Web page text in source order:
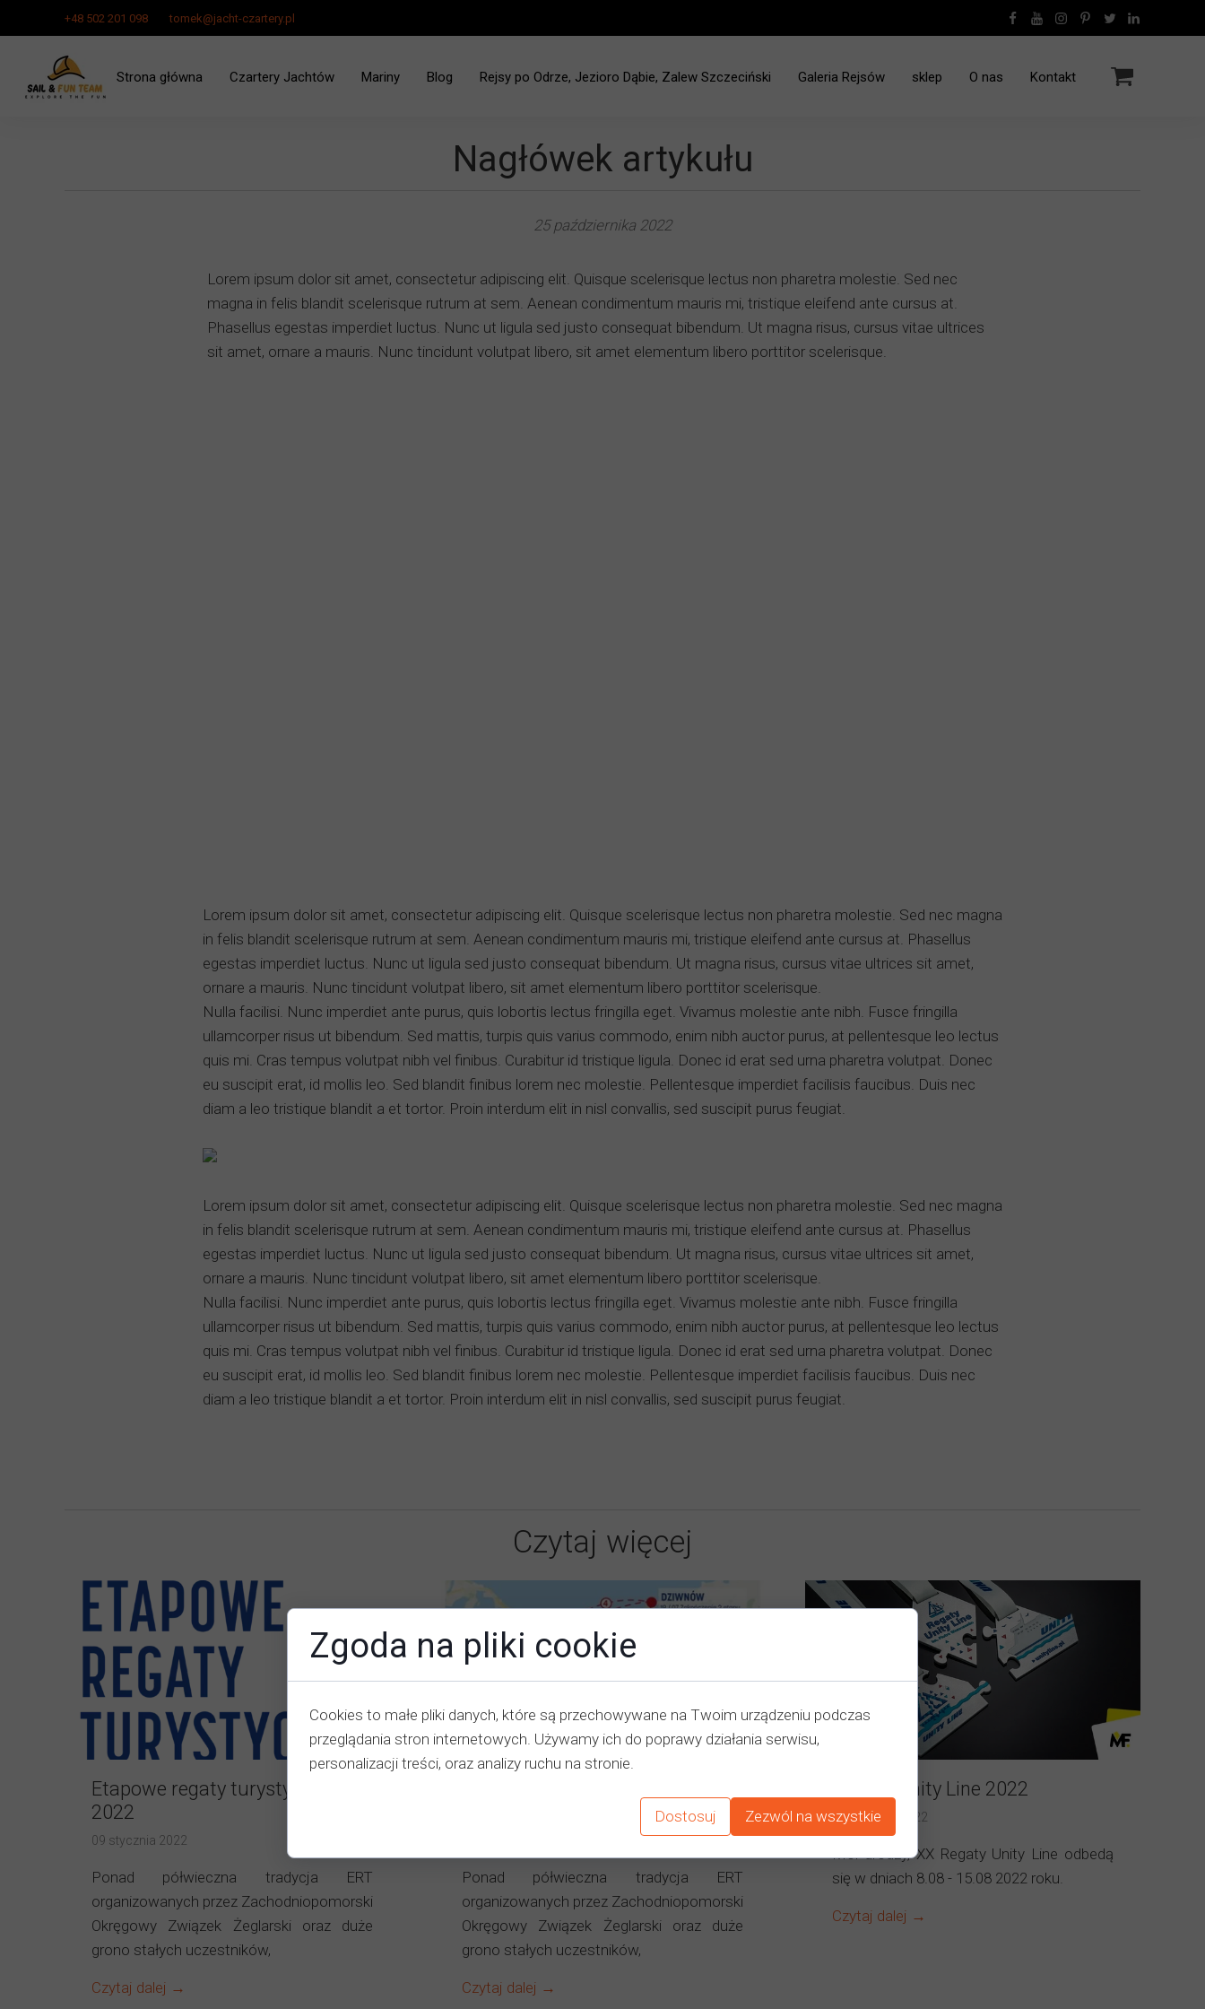
+48 502 201 098 tomek@jacht-czartery.pl
Strona główna Czartery Jachtów Mariny Blog Rejsy po Odrze, Jezioro Dąbie, Zalew Szczeciński Galeria Rejsów sklep O nas Kontakt
Nagłówek artykułu
Lorem ipsum dolor sit amet, consectetur adipiscing elit. Quisque scelerisque lectus non pharetra molestie. Sed nec
magna in felis blandit scelerisque rutrum at sem. Aenean condimentum mauris mi, tristique eleifend ante cursus at.
Phasellus egestas imperdiet luctus. Nunc ut ligula sed justo consequat bibendum. Ut magna risus, cursus vitae ultrices
sit amet, ornare a mauris. Nunc tincidunt volutpat libero, sit amet elementum libero porttitor scelerisque.
Lorem ipsum dolor sit amet, consectetur adipiscing elit. Quisque scelerisque lectus non pharetra molestie. Sed nec magna
in felis blandit scelerisque rutrum at sem. Aenean condimentum mauris mi, tristique eleifend ante cursus at. Phasellus
egestas imperdiet luctus. Nunc ut ligula sed justo consequat bibendum. Ut magna risus, cursus vitae ultrices sit amet,
ornare a mauris. Nunc tincidunt volutpat libero, sit amet elementum libero porttitor scelerisque.
Nulla facilisi. Nunc imperdiet ante purus, quis lobortis lectus fringilla eget. Vivamus molestie ante nibh. Fusce fringilla
ullamcorper risus ut bibendum. Sed mattis, turpis quis varius commodo, enim nibh auctor purus, at pellentesque leo lectus
quis mi. Cras tempus volutpat nibh vel finibus. Curabitur id tristique ligula. Donec id erat sed urna pharetra volutpat. Donec
eu suscipit erat, id mollis leo. Sed blandit finibus lorem nec molestie. Pellentesque imperdiet facilisis faucibus. Duis nec
diam a leo tristique blandit a et tortor. Proin interdum elit in nisl convallis, sed suscipit purus feugiat.
Lorem ipsum dolor sit amet, consectetur adipiscing elit. Quisque scelerisque lectus non pharetra molestie. Sed nec magna
in felis blandit scelerisque rutrum at sem. Aenean condimentum mauris mi, tristique eleifend ante cursus at. Phasellus
egestas imperdiet luctus. Nunc ut ligula sed justo consequat bibendum. Ut magna risus, cursus vitae ultrices sit amet,
ornare a mauris. Nunc tincidunt volutpat libero, sit amet elementum libero porttitor scelerisque.
Nulla facilisi. Nunc imperdiet ante purus, quis lobortis lectus fringilla eget. Vivamus molestie ante nibh. Fusce fringilla
ullamcorper risus ut bibendum. Sed mattis, turpis quis varius commodo, enim nibh auctor purus, at pellentesque leo lectus
quis mi. Cras tempus volutpat nibh vel finibus. Curabitur id tristique ligula. Donec id erat sed urna pharetra volutpat. Donec
eu suscipit erat, id mollis leo. Sed blandit finibus lorem nec molestie. Pellentesque imperdiet facilisis faucibus. Duis nec
diam a leo tristique blandit a et tortor. Proin interdum elit in nisl convallis, sed suscipit purus feugiat.
25 października 2022
Czytaj więcej
Etapowe regaty turystyczne
2022
09 stycznia 2022
Ponad półwieczna tradycja ERT
organizowanych przez Zachodniopomorski
Okręgowy Związek Żeglarski oraz duże
grono stałych uczestników,
Czytaj dalej →
Ponad półwieczna tradycja ERT
organizowanych przez Zachodniopomorski
Okręgowy Związek Żeglarski oraz duże
grono stałych uczestników,
Czytaj dalej →
Regaty Unity Line 2022
09 stycznia 2022
Moi drodzy, XX Regaty Unity Line odbedą
się w dniach 8.08 - 15.08 2022 roku.
Czytaj dalej →
Zgoda na pliki cookie
Cookies to małe pliki danych, które są przechowywane na Twoim urządzeniu podczas
przeglądania stron internetowych. Używamy ich do poprawy działania serwisu,
personalizacji treści, oraz analizy ruchu na stronie.
Dostosuj Zezwól na wszystkie